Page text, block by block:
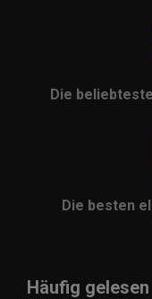
Die
Die besten
Häufig gelesen